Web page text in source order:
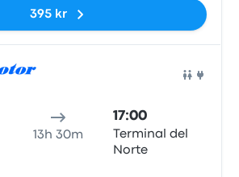
395 kr
13h 30m
17:00
Terminal del
Norte